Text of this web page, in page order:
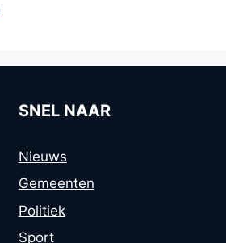
SNEL NAAR
Nieuws
Gemeenten
Politiek
Sport